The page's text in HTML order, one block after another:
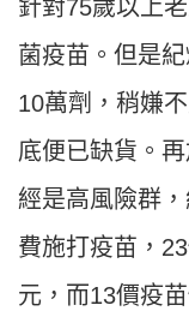
針對75歲以上
菌疫苗。但是
10萬劑，稍嫌
底便已缺貨。
經是高風險群
費施打疫苗，
元，而13價疫